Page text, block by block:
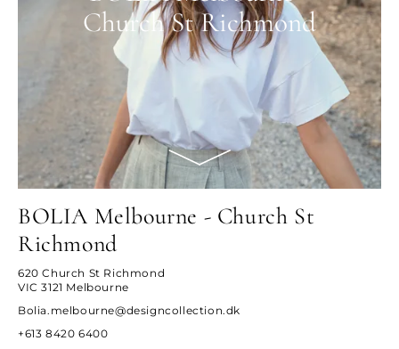
Church St Richmond
BOLIA Melbourne - Church St
Richmond
620 Church St Richmond
VIC 3121 Melbourne
Bolia.melbourne@designcollection.dk
+613 8420 6400